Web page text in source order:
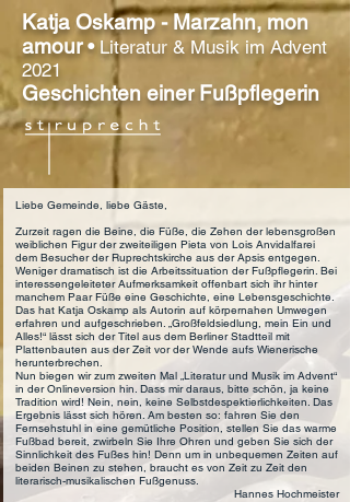
Katja Oskamp - Marzahn, mon
amour• Literatur & Musik im Advent
2021
Geschichten einer Fußpflegerin
Liebe Gemeinde, liebe Gäste,
Zurzeit ragen die Beine, die Füße, die Zehen der lebensgroßen
weiblichen Figur der zweiteiligen Pieta von Lois Anvidalfarei
dem Besucher der Ruprechtskirche aus der Apsis entgegen.
Weniger dramatisch ist die Arbeitssituation der Fußpflegerin. Bei
interessengeleiteter Aufmerksamkeit offenbart sich ihr hinter
manchem Paar Füße eine Geschichte, eine Lebensgeschichte.
Das hat Katja Oskamp als Autorin auf körpernahen Umwegen
erfahren und aufgeschrieben. „Großfeldsiedlung, mein Ein und
Alles!“ lässt sich der Titel aus dem Berliner Stadtteil mit
Plattenbauten aus der Zeit vor der Wende aufs Wienerische
herunterbrechen.
Nun biegen wir zum zweiten Mal „Literatur und Musik im Advent“
in der Onlineversion hin. Dass mir daraus, bitte schön, ja keine
Tradition wird! Nein, nein, keine Selbstdespektierlichkeiten. Das
Ergebnis lässt sich hören. Am besten so: fahren Sie den
Fernsehstuhl in eine gemütliche Position, stellen Sie das warme
Fußbad bereit, zwirbeln Sie Ihre Ohren und geben Sie sich der
Sinnlichkeit des Fußes hin! Denn um in unbequemen Zeiten auf
beiden Beinen zu stehen, braucht es von Zeit zu Zeit den
literarisch-musikalischen Fußgenuss.
Hannes Hochmeister